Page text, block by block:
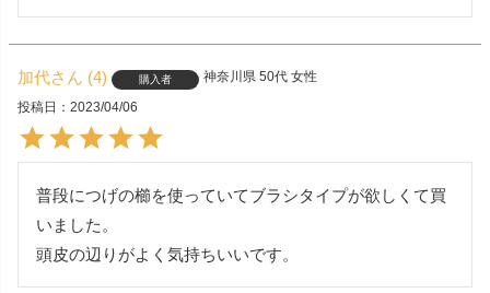
加代 4 購入者 神奈川県 50代 女性
投稿日
2023/04/06
普段につげの櫛を使っていてブラシタイプが欲しくて買
いました。